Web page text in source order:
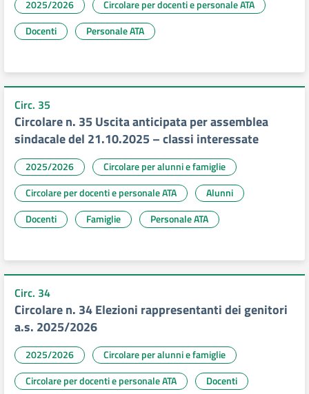
2025/2026
Circolare per docenti e personale ATA
Docenti
Personale ATA
Circ. 35
Circolare n. 35 Uscita anticipata per assemblea
sindacale del 21.10.2025 – classi interessate
2025/2026
Circolare per alunni e famiglie
Circolare per docenti e personale ATA
Alunni
Docenti
Famiglie Personale ATA
Circ. 34
Circolare n. 34 Elezioni rappresentanti dei genitori
a.s. 2025/2026
2025/2026
Circolare per alunni e famiglie
Circolare per docenti e personale ATA
Docenti